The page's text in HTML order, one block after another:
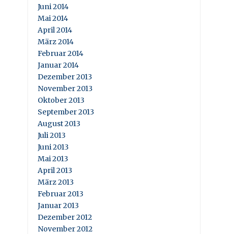
Juni 2014
Mai 2014
April 2014
März 2014
Februar 2014
Januar 2014
Dezember 2013
November 2013
Oktober 2013
September 2013
August 2013
Juli 2013
Juni 2013
Mai 2013
April 2013
März 2013
Februar 2013
Januar 2013
Dezember 2012
November 2012